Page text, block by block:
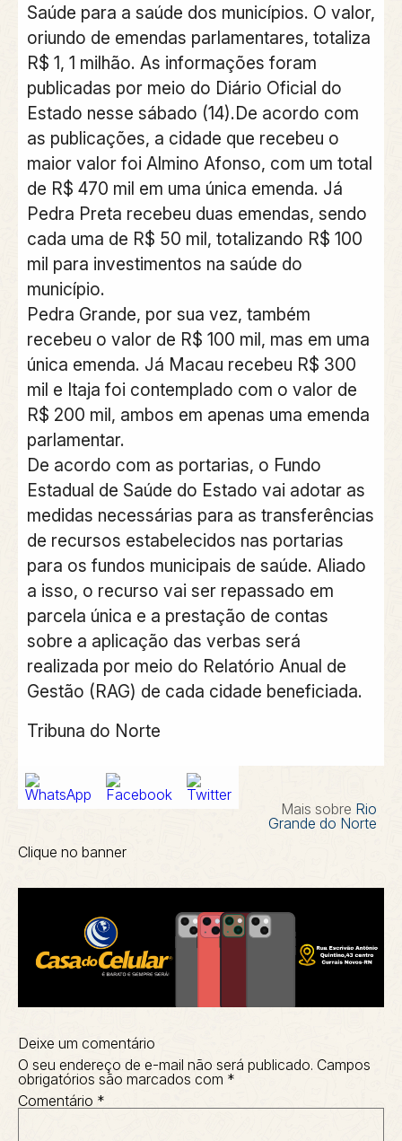
Saúde para a saúde dos municípios. O valor,
oriundo de emendas parlamentares, totaliza
R$ 1, 1 milhão. As informações foram
publicadas por meio do Diário Oficial do
Estado nesse sábado (14).De acordo com
as publicações, a cidade que recebeu o
maior valor foi Almino Afonso, com um total
de R$ 470 mil em uma única emenda. Já
Pedra Preta recebeu duas emendas, sendo
cada uma de R$ 50 mil, totalizando R$ 100
mil para investimentos na saúde do
município.
Pedra Grande, por sua vez, também
recebeu o valor de R$ 100 mil, mas em uma
única emenda. Já Macau recebeu R$ 300
mil e Itaja foi contemplado com o valor de
R$ 200 mil, ambos em apenas uma emenda
parlamentar.
De acordo com as portarias, o Fundo
Estadual de Saúde do Estado vai adotar as
medidas necessárias para as transferências
de recursos estabelecidos nas portarias
para os fundos municipais de saúde. Aliado
a isso, o recurso vai ser repassado em
parcela única e a prestação de contas
sobre a aplicação das verbas será
realizada por meio do Relatório Anual de
Gestão (RAG) de cada cidade beneficiada.
Tribuna do Norte
Mais sobre Rio
Grande do Norte
Clique no banner
Deixe um comentário
O seu endereço de e-mail não será publicado. Campos
obrigatórios são marcados com *
Comentário *